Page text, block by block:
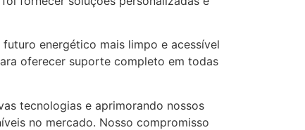
energético mais limpo e acessível
oferecer suporte completo em todas
tecnologias e aprimorando nossos
no mercado. Nosso compromisso